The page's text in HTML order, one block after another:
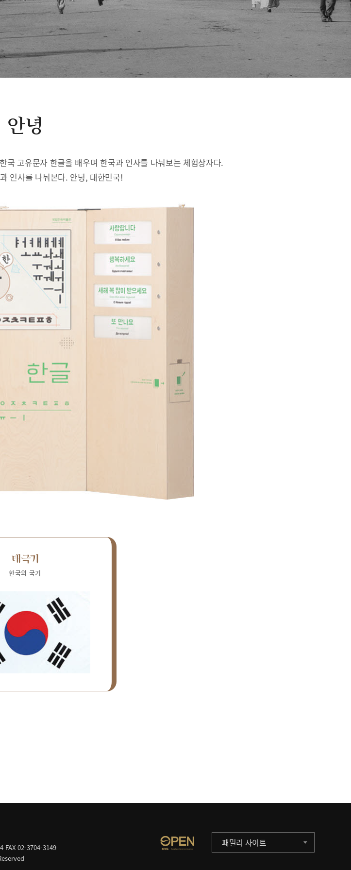
안녕
국 고유문자 한글을 배우며 한국과 인사를 나눠보는 체험상자다.
인사를 나눠본다. 안녕, 대한민국!
태극기
한국의 국기
FAX 02-3704-3149
패밀리 사이트